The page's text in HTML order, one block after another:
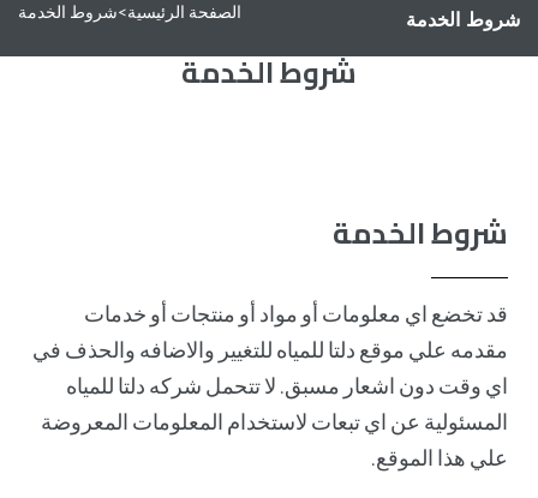
شروط الخدمة الصفحة الرئيسية>شروط الخدمة
شروط الخدمة
شروط الخدمة
قد تخضع اي معلومات أو مواد أو منتجات أو خدمات
مقدمه علي موقع دلتا للمياه للتغيير والاضافه والحذف في
اي وقت دون اشعار مسبق. لا تتحمل شركه دلتا للمياه
المسئولية عن اي تبعات لاستخدام المعلومات المعروضة
علي هذا الموقع.